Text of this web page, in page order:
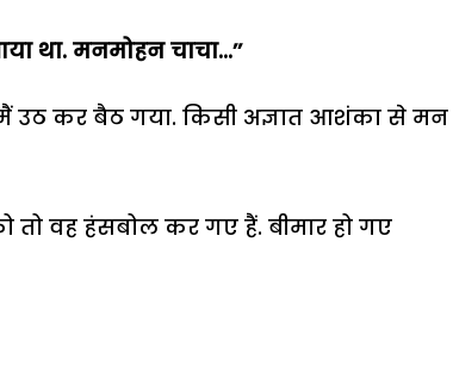
था. मनमोहन चाचा...’’
मैं उठ कर बैठ गया. किसी अज्ञात आशंका से मन
तो वह हंसबोल कर गए हैं. बीमार हो गए